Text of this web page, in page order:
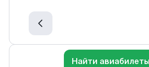
Найти авиабилеты